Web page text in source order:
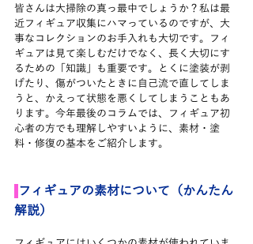
皆さんは大掃除の真っ最中でしょうか？私は最
近フィギュア収集にハマっているのですが、大
事なコレクションのお手入れも大切です。フィ
ギュアは見て楽しむだけでなく、長く大切にす
るための「知識」も重要です。とくに塗装が剥
げたり、傷がついたときに自己流で直してしま
うと、かえって状態を悪くしてしまうこともあ
ります。今年最後のコラムでは、フィギュア初
心者の方でも理解しやすいように、素材・塗
料・修復の基本をご紹介します。
フィギュアの素材について（かんたん
解説）